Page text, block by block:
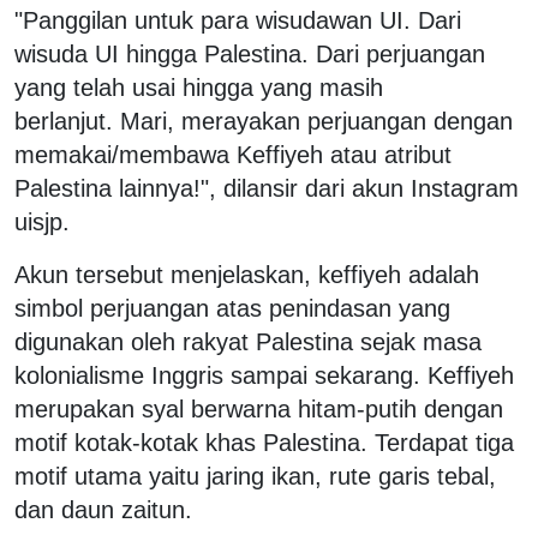
"Panggilan untuk para wisudawan UI. Dari
wisuda UI hingga Palestina. Dari perjuangan
yang telah usai hingga yang masih
berlanjut. Mari, merayakan perjuangan dengan
memakai/membawa Keffiyeh atau atribut
Palestina lainnya!", dilansir dari akun Instagram
uisjp.
Akun tersebut menjelaskan, keffiyeh adalah
simbol perjuangan atas penindasan yang
digunakan oleh rakyat Palestina sejak masa
kolonialisme Inggris sampai sekarang. Keffiyeh
merupakan syal berwarna hitam-putih dengan
motif kotak-kotak khas Palestina. Terdapat tiga
motif utama yaitu jaring ikan, rute garis tebal,
dan daun zaitun.